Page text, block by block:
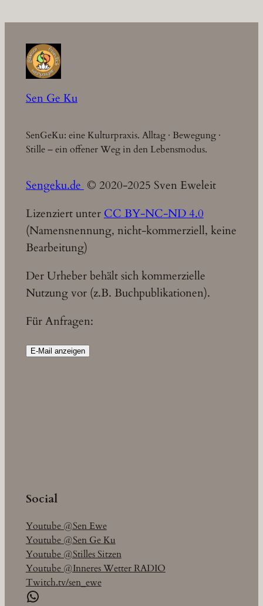
Sen Ge Ku
SenGeKu: eine Kulturpraxis. Alltag · Bewegung ·
Stille – ein offener Weg in den Lebensmodus.
Sengeku.de © 2020-2025 Sven Eweleit
Lizenziert unter CC BY-NC-ND 4.0
(Namensnennung, nicht-kommerziell, keine
Bearbeitung)
Der Urheber behält sich kommerzielle
Nutzung vor (z.B. Buchpublikationen).
Für Anfragen:
E-Mail anzeigen
Social
Youtube @Sen Ewe
Youtube @Sen Ge Ku
Youtube @Stilles Sitzen
Youtube @Inneres Wetter RADIO
Twitch.tv/sen_ewe
WhatsApp